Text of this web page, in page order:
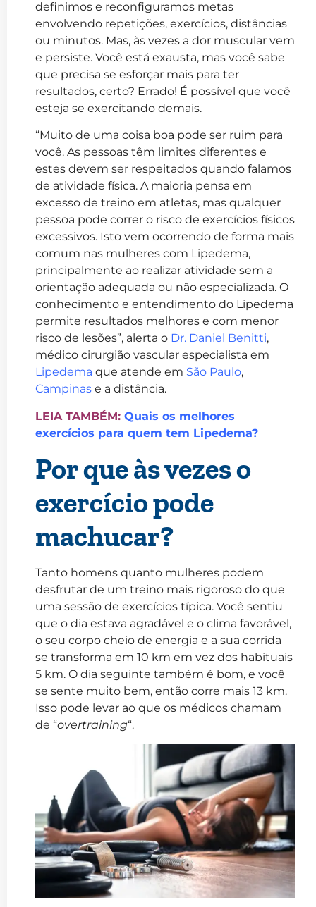
definimos e reconfiguramos metas
envolvendo repetições, exercícios, distâncias
ou minutos. Mas, às vezes a dor muscular vem
e persiste. Você está exausta, mas você sabe
que precisa se esforçar mais para ter
resultados, certo? Errado! É possível que você
esteja se exercitando demais.
“Muito de uma coisa boa pode ser ruim para
você. As pessoas têm limites diferentes e
estes devem ser respeitados quando falamos
de atividade física. A maioria pensa em
excesso de treino em atletas, mas qualquer
pessoa pode correr o risco de exercícios físicos
excessivos. Isto vem ocorrendo de forma mais
comum nas mulheres com Lipedema,
principalmente ao realizar atividade sem a
orientação adequada ou não especializada. O
conhecimento e entendimento do Lipedema
permite resultados melhores e com menor
risco de lesões”, alerta o Dr. Daniel Benitti,
médico cirurgião vascular especialista em
Lipedema que atende em São Paulo,
Campinas e a distância.
LEIA TAMBÉM: Quais os melhores
exercícios para quem tem Lipedema?
Por que às vezes o
exercício pode
machucar?
Tanto homens quanto mulheres podem
desfrutar de um treino mais rigoroso do que
uma sessão de exercícios típica. Você sentiu
que o dia estava agradável e o clima favorável,
o seu corpo cheio de energia e a sua corrida
se transforma em 10 km em vez dos habituais
5 km. O dia seguinte também é bom, e você
se sente muito bem, então corre mais 13 km.
Isso pode levar ao que os médicos chamam
de “overtraining“.